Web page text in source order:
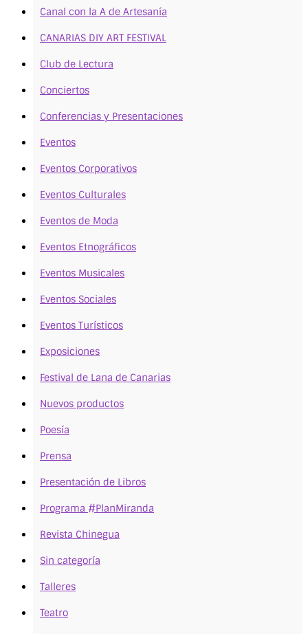
Canal con la A de Artesanía
CANARIAS DIY ART FESTIVAL
Club de Lectura
Conciertos
Conferencias y Presentaciones
Eventos
Eventos Corporativos
Eventos Culturales
Eventos de Moda
Eventos Etnográficos
Eventos Musicales
Eventos Sociales
Eventos Turísticos
Exposiciones
Festival de Lana de Canarias
Nuevos productos
Poesía
Prensa
Presentación de Libros
Programa #PlanMiranda
Revista Chinegua
Sin categoría
Talleres
Teatro